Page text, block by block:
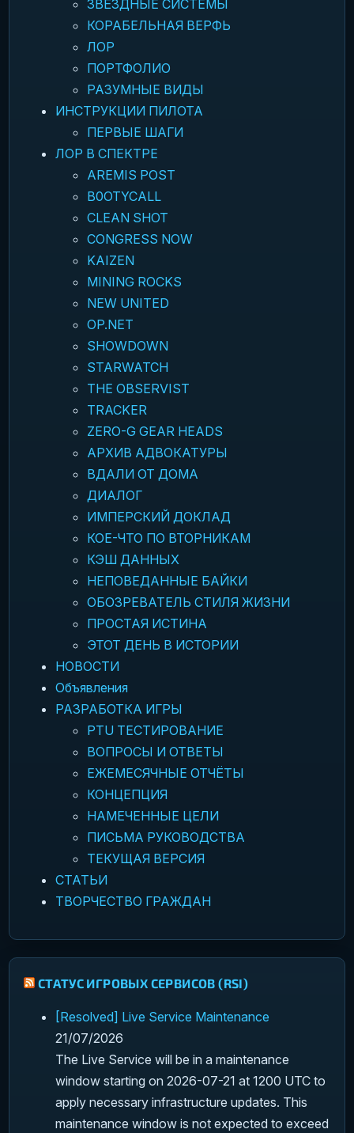
ЗВЁЗДНЫЕ СИСТЕМЫ
КОРАБЕЛЬНАЯ ВЕРФЬ
ЛОР
ПОРТФОЛИО
РАЗУМНЫЕ ВИДЫ
ИНСТРУКЦИИ ПИЛОТА
ПЕРВЫЕ ШАГИ
ЛОР В СПЕКТРЕ
AREMIS POST
B0OTYCALL
CLEAN SHOT
CONGRESS NOW
KAIZEN
MINING ROCKS
NEW UNITED
OP.NET
SHOWDOWN
STARWATCH
THE OBSERVIST
TRACKER
ZERO-G GEAR HEADS
АРХИВ АДВОКАТУРЫ
ВДАЛИ ОТ ДОМА
ДИАЛОГ
ИМПЕРСКИЙ ДОКЛАД
КОЕ-ЧТО ПО ВТОРНИКАМ
КЭШ ДАННЫХ
НЕПОВЕДАННЫЕ БАЙКИ
ОБОЗРЕВАТЕЛЬ СТИЛЯ ЖИЗНИ
ПРОСТАЯ ИСТИНА
ЭТОТ ДЕНЬ В ИСТОРИИ
НОВОСТИ
Объявления
РАЗРАБОТКА ИГРЫ
PTU ТЕСТИРОВАНИЕ
ВОПРОСЫ И ОТВЕТЫ
ЕЖЕМЕСЯЧНЫЕ ОТЧЁТЫ
КОНЦЕПЦИЯ
НАМЕЧЕННЫЕ ЦЕЛИ
ПИСЬМА РУКОВОДСТВА
ТЕКУЩАЯ ВЕРСИЯ
СТАТЬИ
ТВОРЧЕСТВО ГРАЖДАН
СТАТУС ИГРОВЫХ СЕРВИСОВ (RSI)
[Resolved] Live Service Maintenance
21/07/2026
The Live Service will be in a maintenance
window starting on 2026-07-21 at 1200 UTC to
apply necessary infrastructure updates. This
maintenance window is not expected to exceed